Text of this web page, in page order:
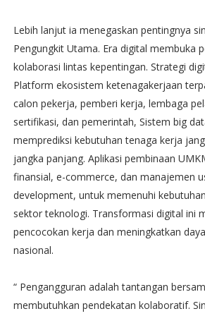
Lebih lanjut ia menegaskan pentingnya
Pengungkit Utama. Era digital membuka
kolaborasi lintas kepentingan. Strategi
Platform ekosistem ketenagakerjaan
calon pekerja, pemberi kerja, lembaga
sertifikasi, dan pemerintah, Sistem big
memprediksi kebutuhan tenaga kerja
jangka panjang. Aplikasi pembinaan
finansial, e-commerce, dan manajemen
development, untuk memenuhi
sektor teknologi. Transformasi digital ini
pencocokan kerja dan meningkatkan
nasional.
“ Pengangguran adalah tantangan
membutuhkan pendekatan kolaboratif.